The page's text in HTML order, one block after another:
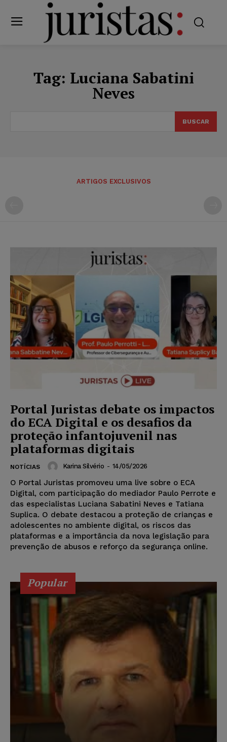
Tag: Luciana Sabatini
Neves
BUSCAR
ARTIGOS EXCLUSIVOS
Portal Juristas debate os impactos
do ECA Digital e os desafios da
proteção infantojuvenil nas
plataformas digitais
NOTÍCIAS Karina Silvério - 14/05/2026
O Portal Juristas promoveu uma live sobre o ECA
Digital, com participação do mediador Paulo Perrote e
das especialistas Luciana Sabatini Neves e Tatiana
Suplica. O debate destacou a proteção de crianças e
adolescentes no ambiente digital, os riscos das
plataformas e a importância da nova legislação para
prevenção de abusos e reforço da segurança online.
Popular